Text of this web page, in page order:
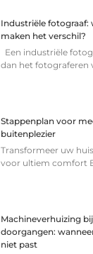
Industriële fotograaf:
maken het verschil?
Een industriële
dan het fotograferen
Stappenplan voor
buitenplezier
Transformeer uw
voor ultiem comfort
Machineverhuizing
doorgangen:
niet past